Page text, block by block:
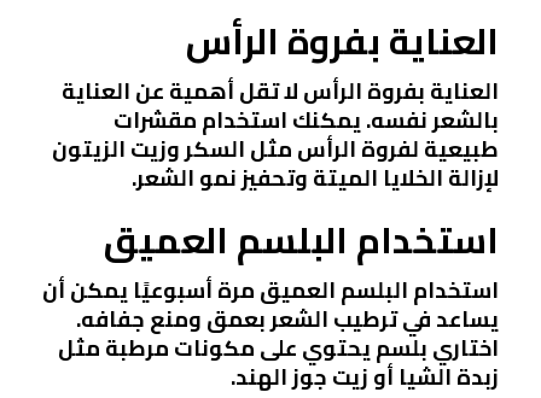
العناية بفروة الرأس
العناية بفروة الرأس لا تقل أهمية عن العناية
بالشعر نفسه. يمكنك استخدام مقشرات
طبيعية لفروة الرأس مثل السكر وزيت الزيتون
لإزالة الخلايا الميتة وتحفيز نمو الشعر.
استخدام البلسم العميق
استخدام البلسم العميق مرة أسبوعيًا يمكن أن
يساعد في ترطيب الشعر بعمق ومنع جفافه.
اختاري بلسم يحتوي على مكونات مرطبة مثل
زبدة الشيا أو زيت جوز الهند.